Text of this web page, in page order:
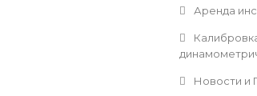
Аренда
Новости и